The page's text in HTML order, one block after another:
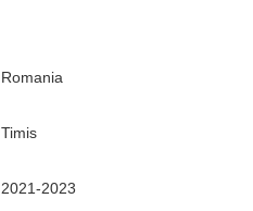
Romania
Timis
2021-2023